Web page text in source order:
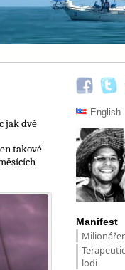
jak dvě
takové
English
Manifest
lodi